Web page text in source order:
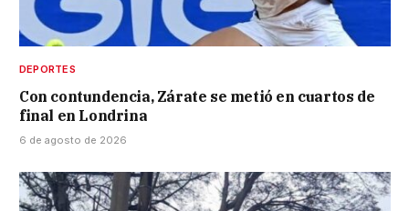
DEPORTES
Con contundencia, Zárate se metió en cuartos de
final en Londrina
6 de agosto de 2026